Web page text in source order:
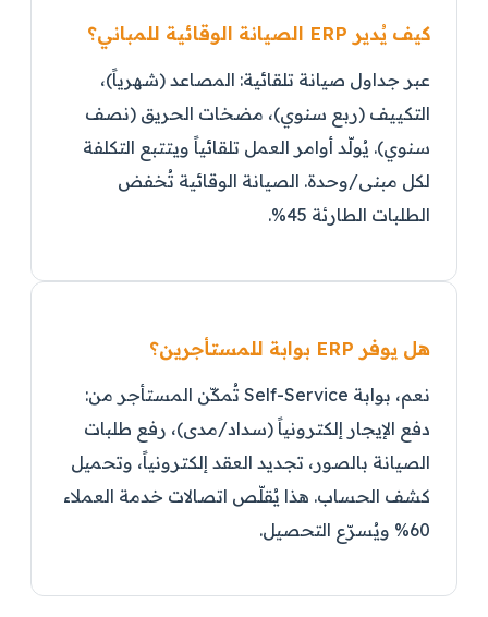
كيف يُدير ERP الصيانة الوقائية للمباني؟
عبر جداول صيانة تلقائية: المصاعد (شهرياً)،
التكييف (ربع سنوي)، مضخات الحريق (نصف
سنوي). يُولّد أوامر العمل تلقائياً ويتتبع التكلفة
لكل مبنى/وحدة. الصيانة الوقائية تُخفض
الطلبات الطارئة 45%.
هل يوفر ERP بوابة للمستأجرين؟
نعم، بوابة Self-Service تُمكّن المستأجر من:
دفع الإيجار إلكترونياً (سداد/مدى)، رفع طلبات
الصيانة بالصور، تجديد العقد إلكترونياً، وتحميل
كشف الحساب. هذا يُقلّص اتصالات خدمة العملاء
60% ويُسرّع التحصيل.